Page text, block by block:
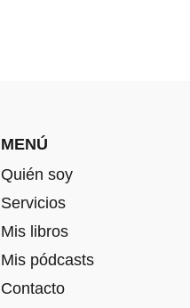
MENÚ
Quién soy
Servicios
Mis libros
Mis pódcasts
Contacto